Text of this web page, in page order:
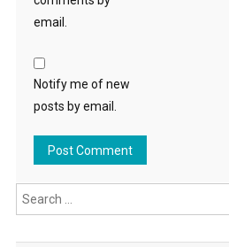
email.
Notify me of new
posts by email.